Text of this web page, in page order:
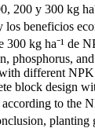
200 y 300
beneficios
kg ha⁻¹
different
block design
to